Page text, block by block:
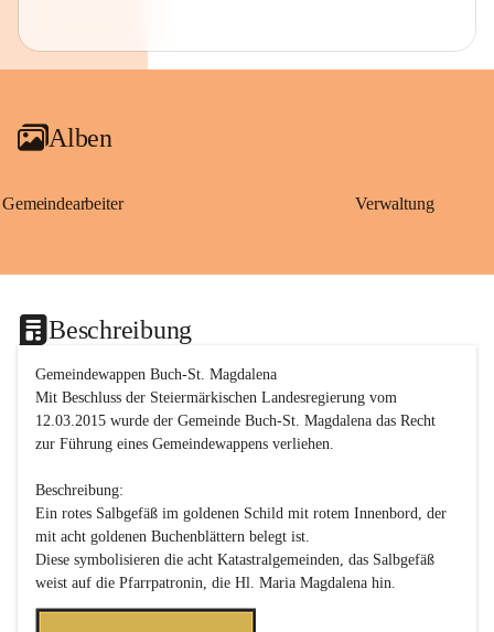
Alben
Gemeindearbeiter Verwaltung
Beschreibung
Gemeindewappen Buch-St. Magdalena
Mit Beschluss der Steiermärkischen Landesregierung vom
12.03.2015 wurde der Gemeinde Buch-St. Magdalena das Recht
zur Führung eines Gemeindewappens verliehen.
Beschreibung:
Ein rotes Salbgefäß im goldenen Schild mit rotem Innenbord, der
mit acht goldenen Buchenblättern belegt ist.
Diese symbolisieren die acht Katastralgemeinden, das Salbgefäß